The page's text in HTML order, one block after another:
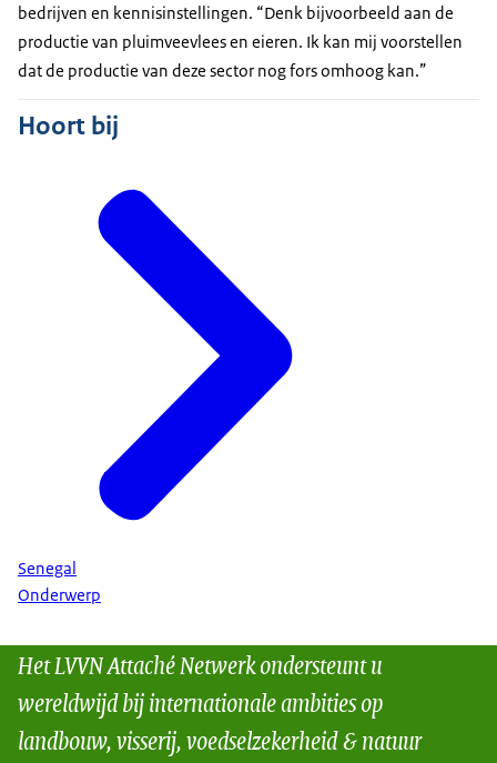
bedrijven en kennisinstellingen. “Denk bijvoorbeeld aan de
productie van pluimveevlees en eieren. Ik kan mij voorstellen
dat de productie van deze sector nog fors omhoog kan.”
Hoort bij
Senegal
Onderwerp
Het LVVN Attaché Netwerk ondersteunt u
wereldwijd bij internationale ambities op
landbouw, visserij, voedselzekerheid & natuur